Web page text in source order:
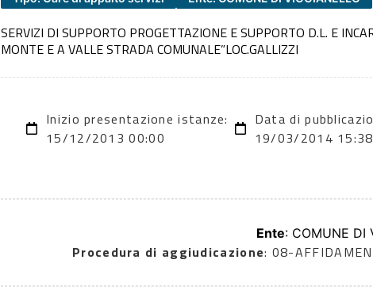
SERVIZI DI SUPPORTO PROGETTAZIONE E SUPPORTO D.L. E
MONTE E A VALLE STRADA COMUNALE”LOC.GALLIZZI
Inizio presentazione istanze:
15/12/2013 00:00
Data di
19/03/2014 15:38
Ente: COMUNE DI
Procedura di aggiudicazione: 08-